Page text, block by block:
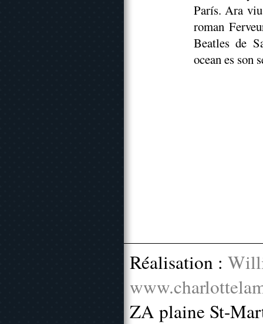
París. Ara
roman
Beatles de
ocean es son
Réalisation :
ZA plaine St-